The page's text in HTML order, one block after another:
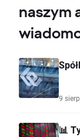
naszym
9
📊